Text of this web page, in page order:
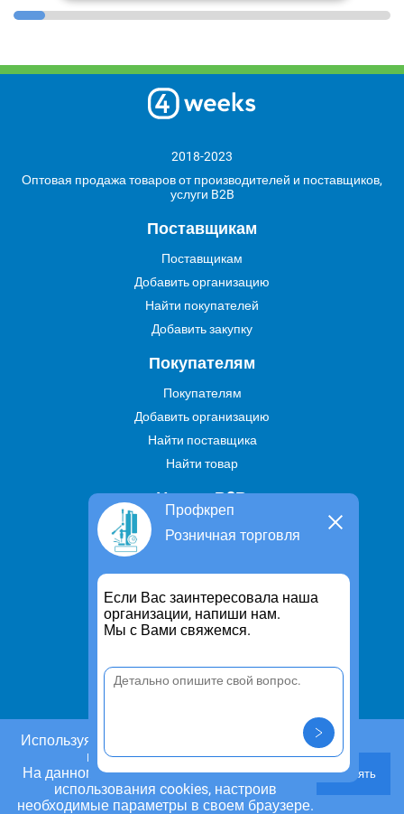
Профкреп
Розничная торговля
Если Вас заинтересовала наша
организации, напиши нам.
Мы с Вами свяжемся.
Используя этот сайт, Вы даете согласие на
использование cookies.
На данном этапе Вы можете отказаться от
использования cookies, настроив
необходимые параметры в своем браузере.
Принять
2018-2023
Оптовая продажа товаров от производителей и поставщиков,
услуги B2B
Поставщикам
Поставщикам
Добавить организацию
Найти покупателей
Добавить закупку
Покупателям
Покупателям
Добавить организацию
Найти поставщика
Найти товар
Услуги В2В
Найти услугу
Предложить свою услугу
Дропшиппинг
Транспортные услуги
Информация
Политика конфиденциальности
Контакты